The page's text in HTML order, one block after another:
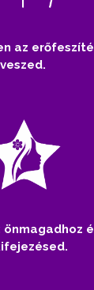
az
veszed.
önmagadhoz